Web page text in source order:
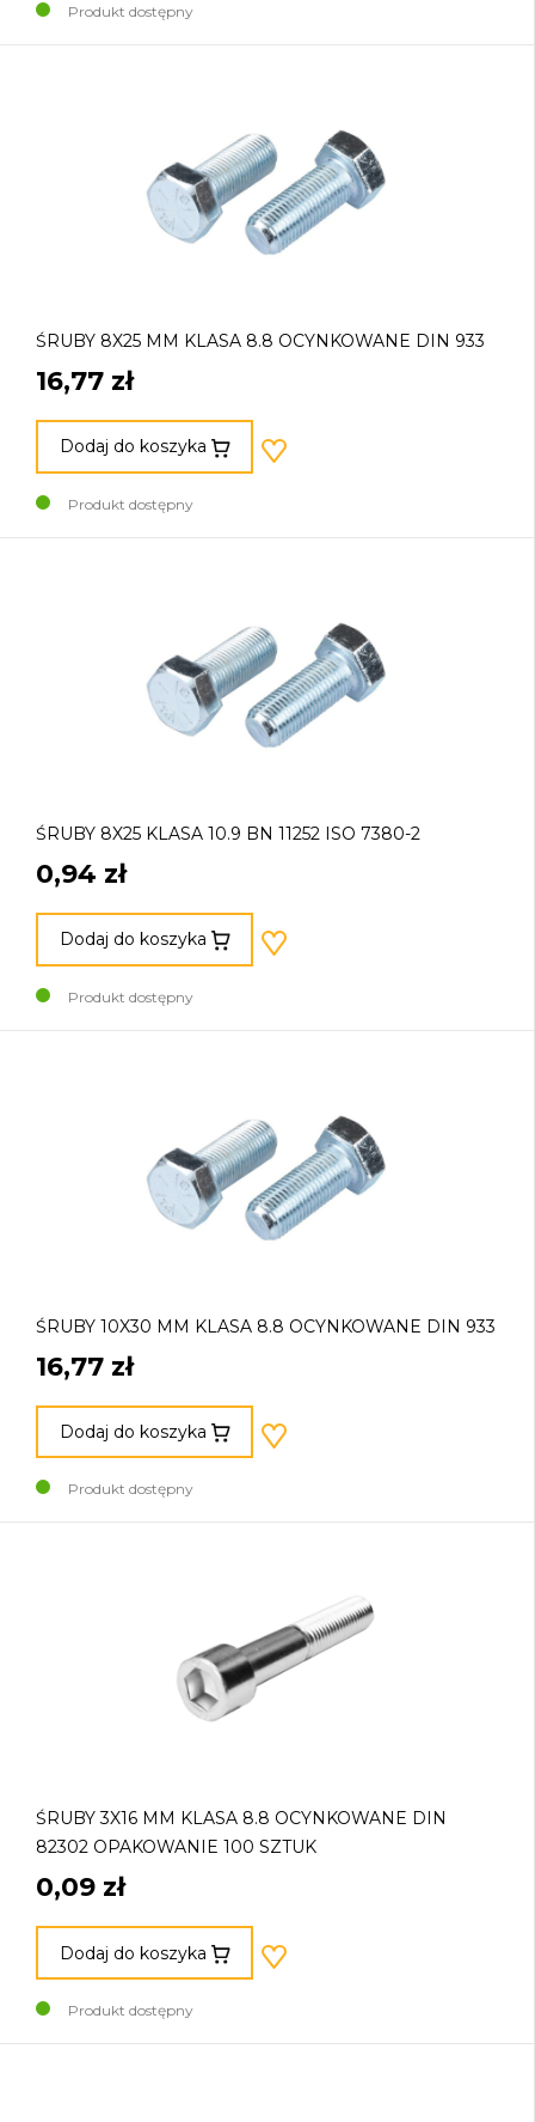
Produkt dostępny
ŚRUBY 8X25 MM KLASA 8.8 OCYNKOWANE DIN 933
16,77 zł
Dodaj do koszyka
Produkt dostępny
ŚRUBY 8X25 KLASA 10.9 BN 11252 ISO 7380-2
0,94 zł
Dodaj do koszyka
Produkt dostępny
ŚRUBY 10X30 MM KLASA 8.8 OCYNKOWANE DIN 933
16,77 zł
Dodaj do koszyka
Produkt dostępny
ŚRUBY 3X16 MM KLASA 8.8 OCYNKOWANE DIN
82302 OPAKOWANIE 100 SZTUK
0,09 zł
Dodaj do koszyka
Produkt dostępny